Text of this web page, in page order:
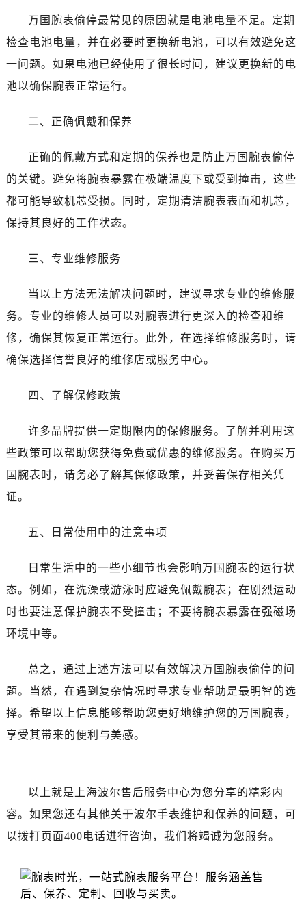
万国腕表偷停最常见的原因就是电池电量不足。定期
检查电池电量，并在必要时更换新电池，可以有效避免这
一问题。如果电池已经使用了很长时间，建议更换新的电
池以确保腕表正常运行。
二、正确佩戴和保养
正确的佩戴方式和定期的保养也是防止万国腕表偷停
的关键。避免将腕表暴露在极端温度下或受到撞击，这些
都可能导致机芯受损。同时，定期清洁腕表表面和机芯，
保持其良好的工作状态。
三、专业维修服务
当以上方法无法解决问题时，建议寻求专业的维修服
务。专业的维修人员可以对腕表进行更深入的检查和维
修，确保其恢复正常运行。此外，在选择维修服务时，请
确保选择信誉良好的维修店或服务中心。
四、了解保修政策
许多品牌提供一定期限内的保修服务。了解并利用这
些政策可以帮助您获得免费或优惠的维修服务。在购买万
国腕表时，请务必了解其保修政策，并妥善保存相关凭
证。
五、日常使用中的注意事项
日常生活中的一些小细节也会影响万国腕表的运行状
态。例如，在洗澡或游泳时应避免佩戴腕表；在剧烈运动
时也要注意保护腕表不受撞击；不要将腕表暴露在强磁场
环境中等。
总之，通过上述方法可以有效解决万国腕表偷停的问
题。当然，在遇到复杂情况时寻求专业帮助是最明智的选
择。希望以上信息能够帮助您更好地维护您的万国腕表，
享受其带来的便利与美感。
以上就是 上海波尔售后服务中心为您分享的精彩内
容。如果您还有其他关于波尔手表维护和保养的问题，可
以拨打页面400电话进行咨询，我们将竭诚为您服务。